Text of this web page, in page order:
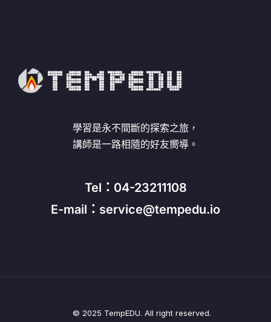
學習是永不間斷的探索之旅，
講師是一路相隨的好友嚮導。
Tel：04-23211108
E-mail：service@tempedu.io
© 2025 TempEDU. All right reserved.